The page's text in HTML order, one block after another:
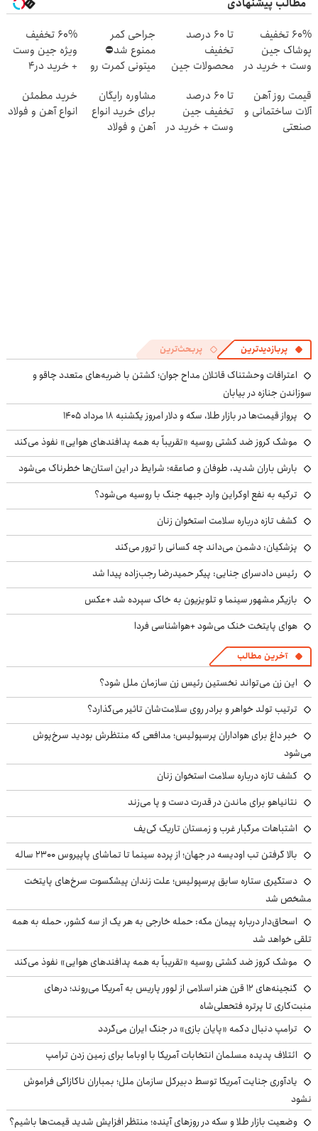
مطالب پیشنهادی
60% تخفیف
پوشاک جین
وست + خرید در
تا 60 درصد
تخفیف
محصولات جین
4 قسط
جراحی کمر
ممنوع شد⛔
میتونی کمرت رو
کنی! 👈🏻
پرسش‌نامه
60% تخفیف
ویژه جین وست
+ خرید در4
قیمت روز آهن
آلات ساختمانی و
صنعتی
تا 60 درصد
تخفیف جین
وست + خرید در
مشاوره رایگان
برای خرید انواع
آهن و فولاد
خرید مطمئن
انواع آهن و فولاد
پربازدیدترین پربحث‌ترین
اعترافات وحشتناک قاتلان مداح جوان؛ کشتن با ضربه‌های متعدد چاقو و
سوزاندن جنازه در بیابان
پرواز قیمت‌ها در بازار طلا، سکه و دلار امروز یکشنبه ۱۸ مرداد ۱۴۰۵
موشک کروز ضد کشتی روسیه «تقریباً به همه پدافندهای هوایی» نفوذ می‌کند
بارش باران شدید، طوفان و صاعقه؛ شرایط در این استان‌ها خطرناک می‌شود
ترکیه به نفع اوکراین وارد جبهه جنگ با روسیه می‌شود؟
کشف تازه درباره سلامت استخوان زنان
پزشکیان: دشمن می‌داند چه کسانی را ترور می‌کند
رئیس دادسرای جنایی: پیکر حمیدرضا رجب‌زاده پیدا شد
بازیگر مشهور سینما و تلویزیون به خاک سپرده شد +عکس
هوای پایتخت خنک می‌شود +هواشناسی فردا
آخرین مطالب
این زن می‌تواند نخستین رئیس زن سازمان ملل شود؟
ترتیب تولد خواهر و برادر روی سلامت‌شان تاثیر می‌گذارد؟
خبر داغ برای هواداران پرسپولیس؛ مدافعی که منتظرش بودید سرخ‌پوش
می‌شود
کشف تازه درباره سلامت استخوان زنان
نتانیاهو برای ماندن در قدرت دست و پا می‌زند
اشتباهات مرگبار غرب و زمستان تاریک کی‌یف
بالا گرفتن تب اودیسه در جهان؛ از پرده سینما تا تماشای پاپیروس ۲۳۰۰ ساله
دستگیری ستاره سابق پرسپولیس؛ علت زندان پیشکسوت سرخ‌های پایتخت
مشخص شد
اسحاق‌دار درباره پیمان مکه: حمله خارجی به هر یک از سه کشور، حمله به همه
تلقی خواهد شد
موشک کروز ضد کشتی روسیه «تقریباً به همه پدافندهای هوایی» نفوذ می‌کند
گنجینه‌های ۱۲ قرن هنر اسلامی از لوور پاریس به آمریکا می‌روند؛ درهای
منبت‌کاری تا پرتره فتحعلی‌شاه
ترامپ دنبال دکمه «پایان بازی» در جنگ ایران می‌گردد
ائتلاف پدیده مسلمان انتخابات آمریکا با اوباما برای زمین زدن ترامپ
یادآوری جنایت آمریکا توسط دبیرکل سازمان ملل؛ بمباران ناکازاکی فراموش
نشود
وضعیت بازار طلا و سکه در روزهای آینده؛ منتظر افزایش شدید قیمت‌ها باشیم؟